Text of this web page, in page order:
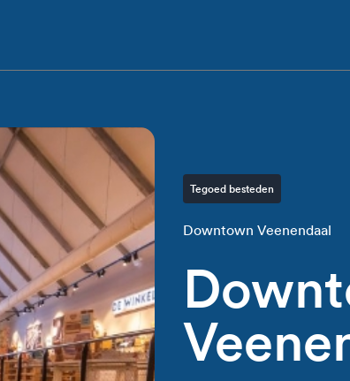
Tegoed besteden
Downtown Veenendaal